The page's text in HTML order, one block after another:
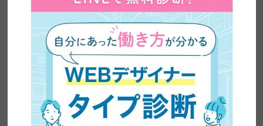
インを作るところまで全部ですね。受講期間中もお店
のメニュー表とか作りました。あと、自分で調べにい
くという力もつきましたね。
卒業後の展望を教えてください！
まずはコンペだったり、クラウドソーシングだったり
とかに作品を出していきたいです。以前より質の高い